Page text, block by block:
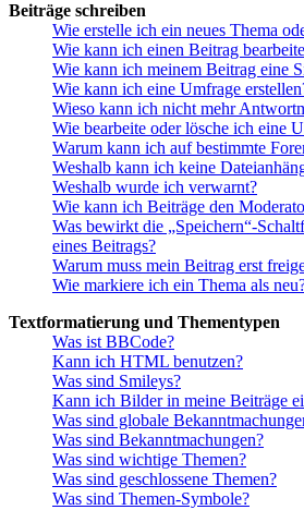
Beiträge schreiben
Wie erstelle ich ein neues Thema
Wie kann ich einen Beitrag
Wie kann ich meinem Beitrag eine
Wie kann ich eine Umfrage
Wieso kann ich nicht mehr
Wie bearbeite oder lösche ich eine
Warum kann ich auf bestimmte
Weshalb kann ich keine
Weshalb wurde ich verwarnt?
Wie kann ich Beiträge den
Was bewirkt die „Speichern“-
eines Beitrags?
Warum muss mein Beitrag erst
Wie markiere ich ein Thema als
Textformatierung und Thementypen
Was ist BBCode?
Kann ich HTML benutzen?
Was sind Smileys?
Kann ich Bilder in meine Beiträge
Was sind globale
Was sind Bekanntmachungen?
Was sind wichtige Themen?
Was sind geschlossene Themen?
Was sind Themen-Symbole?